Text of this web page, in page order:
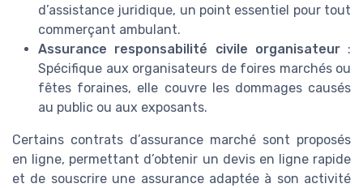
d’assistance juridique, un point essentiel pour tout
commerçant ambulant.
Assurance responsabilité civile organisateur:
Spécifique aux organisateurs de foires marchés ou
fêtes foraines, elle couvre les dommages causés
au public ou aux exposants.
Certains contrats d’assurance marché sont proposés
en ligne, permettant d’obtenir un devis en ligne rapide
et de souscrire une assurance adaptée à son activité